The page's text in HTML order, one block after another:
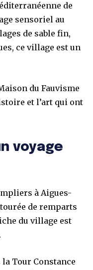
de
sensoriel au
de sable fin,
ce village est un
du Fauvisme
et l’art qui ont
voyage
à Aigues-
de remparts
du village est
Tour Constance